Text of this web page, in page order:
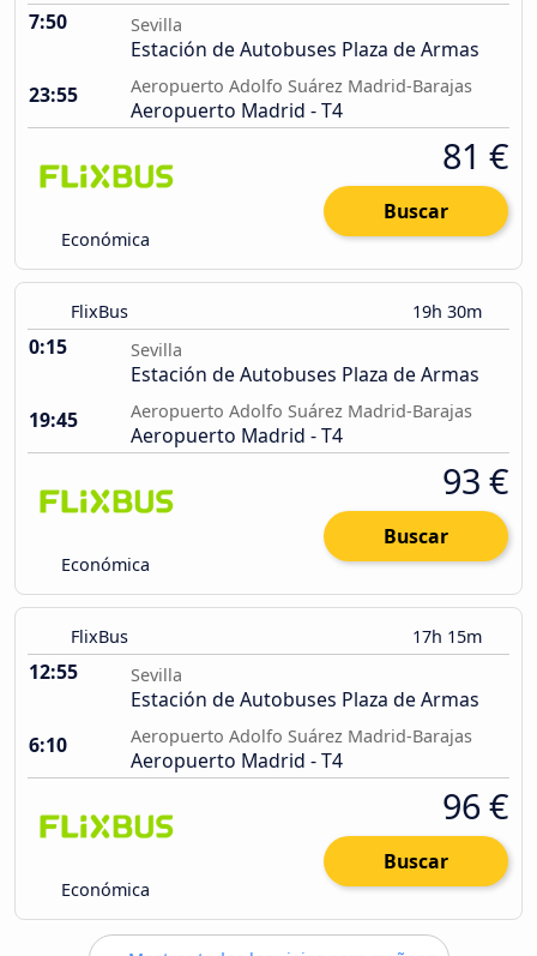
7:50 Sevilla
Estación de Autobuses Plaza de Armas
23:55
Aeropuerto Adolfo Suárez Madrid-Barajas
Aeropuerto Madrid - T4
Económica
81 €
Buscar
FlixBus 19h 30m
0:15 Sevilla
Estación de Autobuses Plaza de Armas
19:45
Aeropuerto Adolfo Suárez Madrid-Barajas
Aeropuerto Madrid - T4
Económica
93 €
Buscar
FlixBus 17h 15m
12:55 Sevilla
Estación de Autobuses Plaza de Armas
6:10
Aeropuerto Adolfo Suárez Madrid-Barajas
Aeropuerto Madrid - T4
Económica
96 €
Buscar